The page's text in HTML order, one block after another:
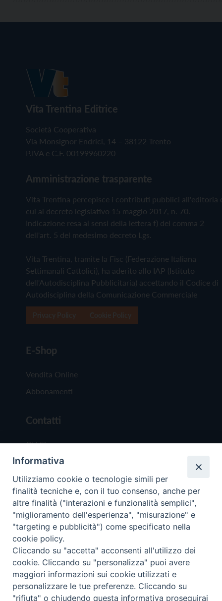
Vita Trentina Editrice
Società Cooperativa
Via Monsignor Endrici, 14 – 38122 Trento
P.IVA e C.F. 00199960220
Amministrazione trasparente
Vita Trentina percepisce i contributi pubblici all'editoria
cui al decreto legislativo 15 maggio 2017, n. 70.
Indicazione resa ai sensi della lettera f) del comma 2
dell'art. 5 del medesimo decreto Lgs.
Vita Trentina, tramite la Fisc (Federazione Italiana
Settimanali Cattolici), ha aderito allo IAP (Istituto
dell'Autodisciplina Pubblicitaria) accettando il Codice di
Autodisciplina della Comunicazione Commerciale
E-Shop
Vendita Online
Abbonamenti
Contatti
Chi Siamo
Redazione
Scrivici
Copyright © 2019 - Tutti i diritti riservati - Vita
Trentina Editrice
Privacy Policy
Torna
Informativa
Utilizziamo cookie o tecnologie simili per
finalità tecniche e, con il tuo consenso, anche per
altre finalità ("interazioni e funzionalità semplici",
"miglioramento dell'esperienza", "misurazione" e
"targeting e pubblicità") come specificato nella
cookie policy.
Cliccando su "accetta" acconsenti all'utilizzo dei
cookie. Cliccando su "personalizza" puoi avere
maggiori informazioni sui cookie utilizzati e
personalizzare le tue preferenze. Cliccando su
"rifiuta" o chiudendo questa informativa proseguirai